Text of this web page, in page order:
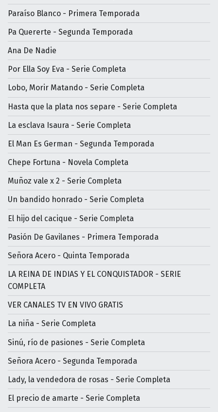
Paraíso Blanco - Primera Temporada
Pa Quererte - Segunda Temporada
Ana De Nadie
Por Ella Soy Eva - Serie Completa
Lobo, Morir Matando - Serie Completa
Hasta que la plata nos separe - Serie Completa
La esclava Isaura - Serie Completa
El Man Es German - Segunda Temporada
Chepe Fortuna - Novela Completa
Muñoz vale x 2 - Serie Completa
Un bandido honrado - Serie Completa
El hijo del cacique - Serie Completa
Pasión De Gavilanes - Primera Temporada
Señora Acero - Quinta Temporada
LA REINA DE INDIAS Y EL CONQUISTADOR - SERIE
COMPLETA
VER CANALES TV EN VIVO GRATIS
La niña - Serie Completa
Sinú, río de pasiones - Serie Completa
Señora Acero - Segunda Temporada
Lady, la vendedora de rosas - Serie Completa
El precio de amarte - Serie Completa